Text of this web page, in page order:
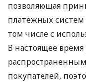
позволяющая
платежных систем
том числе с
В настоящее время
покупателей,